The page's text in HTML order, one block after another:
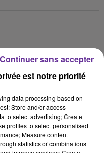
DE MIDI 30 DU
est notre priorité
data processing based on
Store and/or access
to select advertising; Create
profiles to select personalised
Measure content
statistics or combinations
Continuer sans accepter